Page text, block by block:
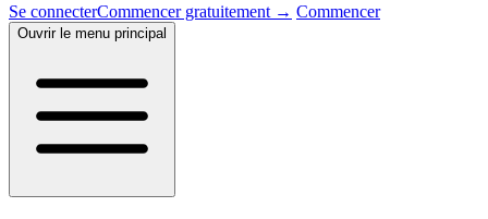
Se connecterCommencer gratuitement → Commencer
Ouvrir le menu principal